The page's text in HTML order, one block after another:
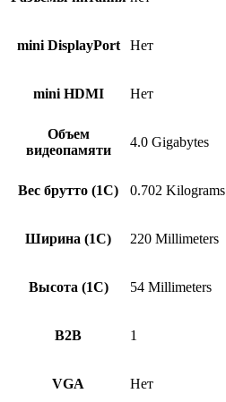
mini DisplayPort Нет
mini HDMI Нет
Объем
видеопамяти
4.0 Gigabytes
Вес брутто (1С) 0.702 Kilograms
Ширина (1С) 220 Millimeters
Высота (1С) 54 Millimeters
B2B 1
VGA Нет